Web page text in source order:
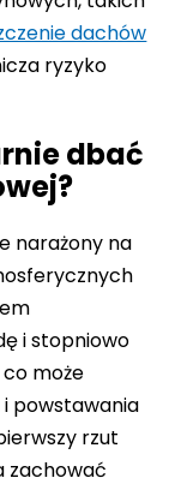
dachów
ryzyko
dbać
narażony na
i stopniowo
może
powstawania
rzut
zachować